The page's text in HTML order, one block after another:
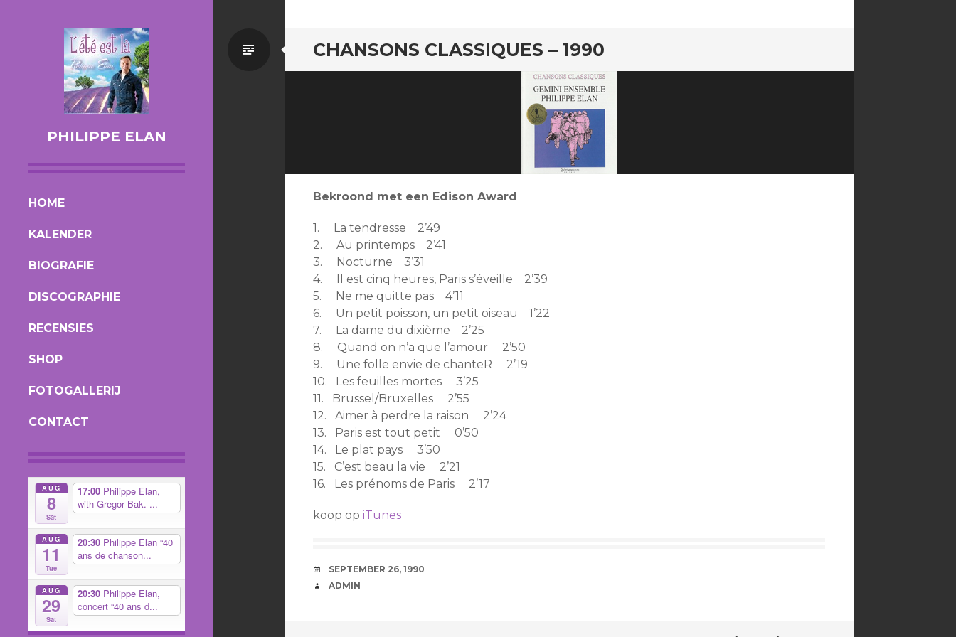
PHILIPPE ELAN
SKIP TO CONTENT
HOME
KALENDER
BIOGRAFIE
DISCOGRAPHIE
RECENSIES
SHOP
FOTOGALLERIJ
CONTACT
AUG
8
Sat
17:00 Philippe Elan,
with Gregor Bak. ...
AUG
11
Tue
20:30 Philippe Elan “40
ans de chanson...
AUG
29
Sat
20:30 Philippe Elan,
concert “40 ans d...
CHANSONS CLASSIQUES – 1990
Standard
Bekroond met een Edison Award
1. La tendresse 2’49
2. Au printemps 2’41
3. Nocturne 3’31
4. Il est cinq heures, Paris s’éveille 2’39
5. Ne me quitte pas 4’11
6. Un petit poisson, un petit oiseau 1’22
7. La dame du dixième 2’25
8. Quand on n’a que l’amour 2’50
9. Une folle envie de chanteR 2’19
10. Les feuilles mortes 3’25
11. Brussel/Bruxelles 2’55
12. Aimer à perdre la raison 2’24
13. Paris est tout petit 0’50
14. Le plat pays 3’50
15. C’est beau la vie 2’21
16. Les prénoms de Paris 2’17
koop op iTunes
DATE
SEPTEMBER 26, 1990
AUTHOR
ADMIN